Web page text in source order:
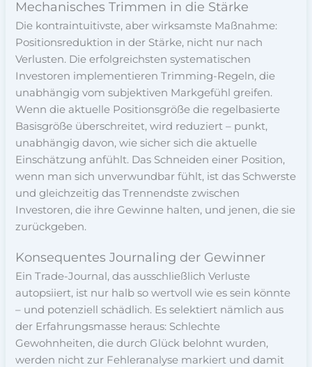
Mechanisches Trimmen in die Stärke
Die kontraintuitivste, aber wirksamste Maßnahme:
Positionsreduktion in der Stärke, nicht nur nach
Verlusten. Die erfolgreichsten systematischen
Investoren implementieren Trimming-Regeln, die
unabhängig vom subjektiven Markgefühl greifen.
Wenn die aktuelle Positionsgröße die regelbasierte
Basisgröße überschreitet, wird reduziert – punkt,
unabhängig davon, wie sicher sich die aktuelle
Einschätzung anfühlt. Das Schneiden einer Position,
wenn man sich unverwundbar fühlt, ist das Schwerste
und gleichzeitig das Trennendste zwischen
Investoren, die ihre Gewinne halten, und jenen, die sie
zurückgeben.
Konsequentes Journaling der Gewinner
Ein Trade-Journal, das ausschließlich Verluste
autopsiiert, ist nur halb so wertvoll wie es sein könnte
– und potenziell schädlich. Es selektiert nämlich aus
der Erfahrungsmasse heraus: Schlechte
Gewohnheiten, die durch Glück belohnt wurden,
werden nicht zur Fehleranalyse markiert und damit